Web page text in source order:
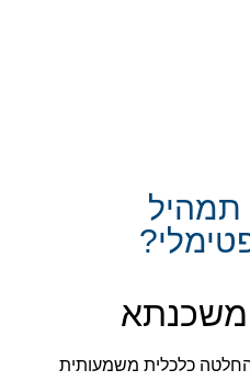
תמהיל
משכנתא
כלכלית משמעותית